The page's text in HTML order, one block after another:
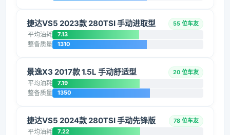
捷达VS5 2023款 280TSI 手动进取型 55 位车友
平均油耗 7.13
整备质量 1310
景逸X3 2017款 1.5L 手动舒适型 20 位车友
平均油耗 7.19
整备质量 1350
捷达VS5 2024款 280TSI 手动先锋版 78 位车友
平均油耗 7.22